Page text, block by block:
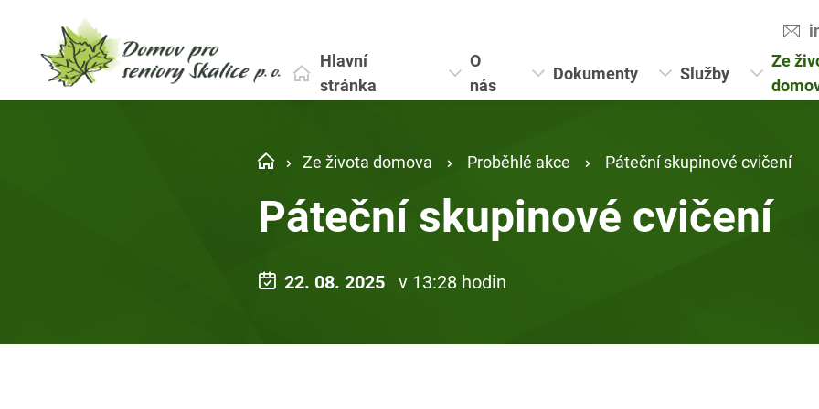
Hlavní
stránka
O
nás
Dokumenty Služby
Ze
Ze života domova Proběhlé akce Páteční skupinové cvičení
Páteční skupinové cvičení
22. 08. 2025 v 13:28 hodin